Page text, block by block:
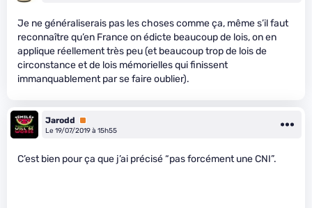
Je ne généraliserais pas les choses comme ça, même s’il faut
reconnaître qu’en France on édicte beaucoup de lois, on en
applique réellement très peu (et beaucoup trop de lois de
circonstance et de lois mémorielles qui finissent
immanquablement par se faire oublier).
Jarodd
Premium
Le 19/07/2019 à 15h55
C’est bien pour ça que j’ai précisé “pas forcément une CNI”.